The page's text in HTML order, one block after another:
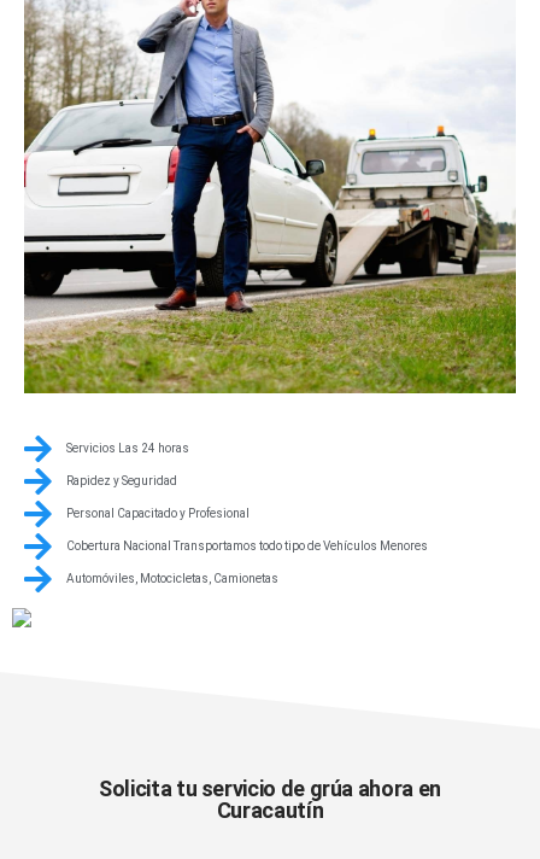
Servicios Las 24 horas
Rapidez y Seguridad
Personal Capacitado y Profesional
Cobertura Nacional Transportamos todo tipo de Vehículos Menores
Automóviles, Motocicletas, Camionetas
Solicita tu servicio de grúa ahora en
Curacautín